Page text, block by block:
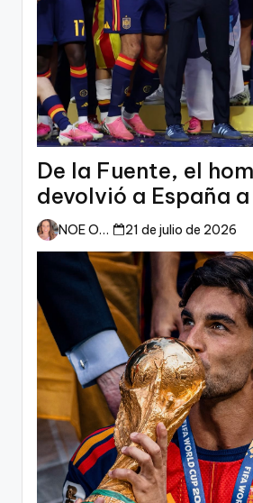
De la Fuente, el
devolvió a España
del mundo
NOE ORTIZ 21 de julio de 2026